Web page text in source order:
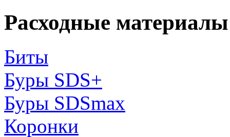
Расходные
Биты
Буры SDS+
Буры SDSmax
Коронки